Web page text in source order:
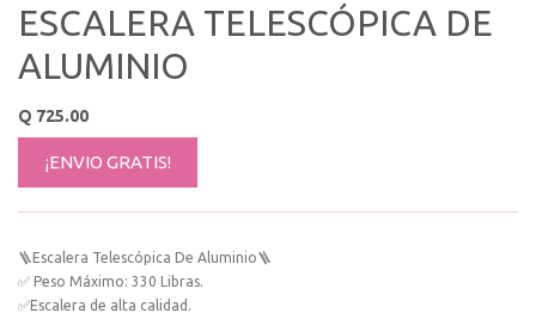
ESCALERA TELESCÓPICA DE
ALUMINIO
Q 725.00
¡ENVIO GRATIS!
🪜Escalera Telescópica De Aluminio🪜
✅ Peso Máximo: 330 Libras.
✅Escalera de alta calidad.